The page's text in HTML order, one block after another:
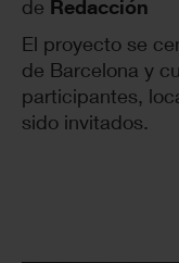
de Redacción
El proyecto se
de Barcelona y
participantes,
sido invitados.